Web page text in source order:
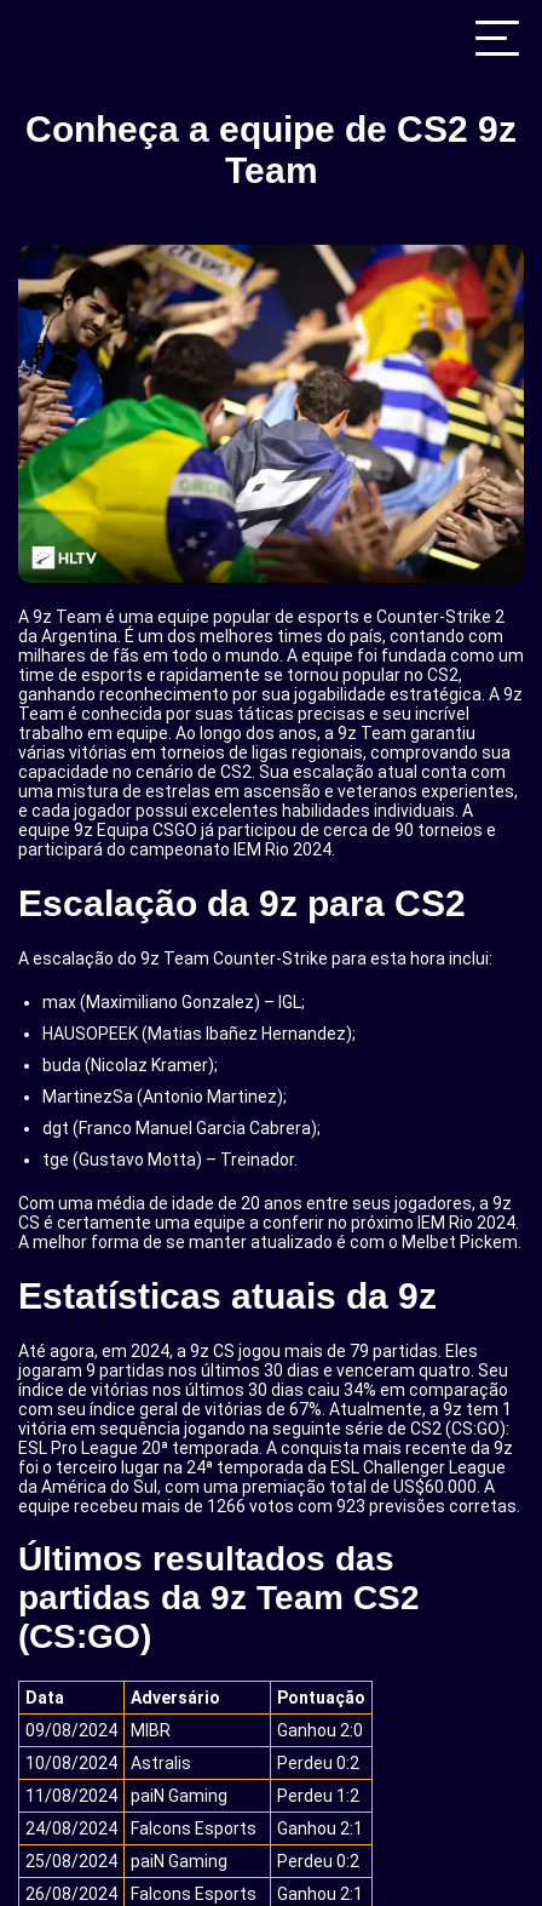
Conheça a equipe de CS2 9z
Team
A 9z Team é uma equipe popular de esports e Counter-Strike 2
da Argentina. É um dos melhores times do país, contando com
milhares de fãs em todo o mundo. A equipe foi fundada como um
time de esports e rapidamente se tornou popular no CS2,
ganhando reconhecimento por sua jogabilidade estratégica. A 9z
Team é conhecida por suas táticas precisas e seu incrível
trabalho em equipe. Ao longo dos anos, a 9z Team garantiu
várias vitórias em torneios de ligas regionais, comprovando sua
capacidade no cenário de CS2. Sua escalação atual conta com
uma mistura de estrelas em ascensão e veteranos experientes,
e cada jogador possui excelentes habilidades individuais. A
equipe 9z Equipa CSGO já participou de cerca de 90 torneios e
participará do campeonato IEM Rio 2024.
Escalação da 9z para CS2
A escalação do 9z Team Counter-Strike para esta hora inclui:
max (Maximiliano Gonzalez) – IGL;
HAUSOPEEK (Matias Ibañez Hernandez);
buda (Nicolaz Kramer);
MartinezSa (Antonio Martinez);
dgt (Franco Manuel Garcia Cabrera);
tge (Gustavo Motta) – Treinador.
Com uma média de idade de 20 anos entre seus jogadores, a 9z
CS é certamente uma equipe a conferir no próximo IEM Rio 2024.
A melhor forma de se manter atualizado é com o Melbet Pickem.
Estatísticas atuais da 9z
Até agora, em 2024, a 9z CS jogou mais de 79 partidas. Eles
jogaram 9 partidas nos últimos 30 dias e venceram quatro. Seu
índice de vitórias nos últimos 30 dias caiu 34% em comparação
com seu índice geral de vitórias de 67%. Atualmente, a 9z tem 1
vitória em sequência jogando na seguinte série de CS2 (CS:GO):
ESL Pro League 20ª temporada. A conquista mais recente da 9z
foi o terceiro lugar na 24ª temporada da ESL Challenger League
da América do Sul, com uma premiação total de US$60.000. A
equipe recebeu mais de 1266 votos com 923 previsões corretas.
Últimos resultados das
partidas da 9z Team CS2
(CS:GO)
Data Adversário
Pontuação
09/08/2024
MIBR
Ganhou 2:0
10/08/2024
Astralis
Perdeu 0:2
11/08/2024
paiN Gaming
Perdeu 1:2
24/08/2024
Falcons Esports
Ganhou 2:1
25/08/2024
paiN Gaming
Perdeu 0:2
26/08/2024
Falcons Esports
Ganhou 2:1